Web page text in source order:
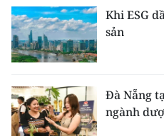
Khi ESG
sản
Đà Nẵng
ngành